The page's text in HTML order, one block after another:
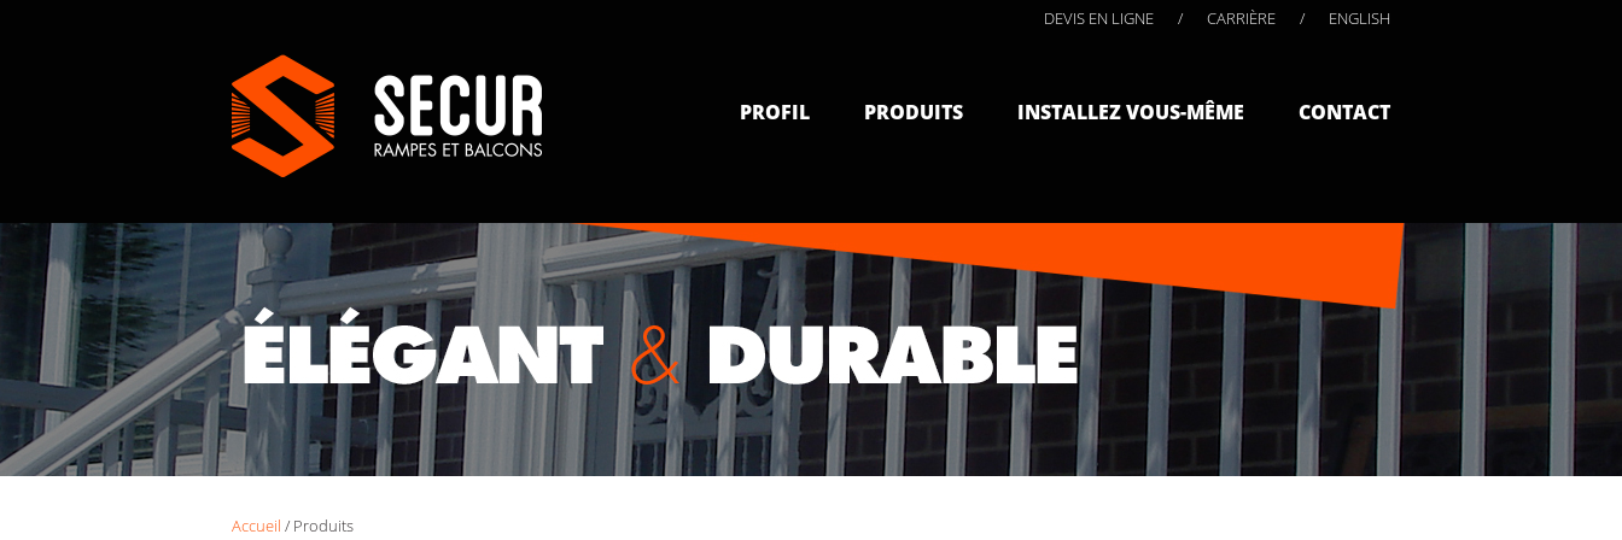
DEVIS EN LIGNE / CARRIÈRE / ENGLISH
PROFIL PRODUITS INSTALLEZ VOUS-MÊME CONTACT
Accueil / Produits